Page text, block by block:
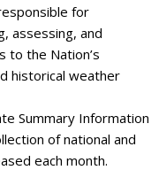
for
assessing, and
to the Nation’s
historical weather
Summary Information
of national and
each month.